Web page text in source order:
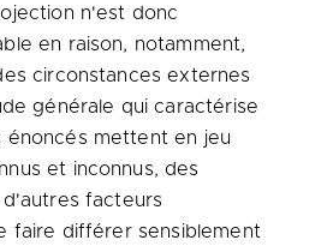
n'est donc
en raison, notamment,
circonstances externes
générale qui caractérise
énoncés mettent en jeu
et inconnus, des
facteurs
faire différer sensiblement